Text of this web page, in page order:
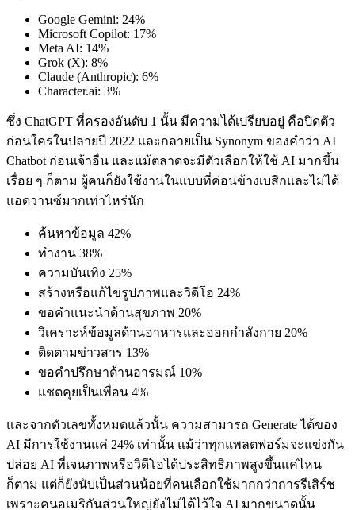
Google Gemini: 24%
Microsoft Copilot: 17%
Meta AI: 14%
Grok (X): 8%
Claude (Anthropic): 6%
Character.ai: 3%
ซึ่ง ChatGPT ที่ครองอันดับ 1 นั้น มีความได้เปรียบอยู่ คือปิดตัว
ก่อนใครในปลายปี 2022 และกลายเป็น Synonym ของคำว่า AI
Chatbot ก่อนเจ้าอื่น และแม้ตลาดจะมีตัวเลือกให้ใช้ AI มากขึ้น
เรื่อย ๆ ก็ตาม ผู้คนก็ยังใช้งานในแบบที่ค่อนข้างเบสิกและไม่ได้
แอดวานซ์มากเท่าไหร่นัก
ค้นหาข้อมูล 42%
ทำงาน 38%
ความบันเทิง 25%
สร้างหรือแก้ไขรูปภาพและวิดีโอ 24%
ขอคำแนะนำด้านสุขภาพ 20%
วิเคราะห์ข้อมูลด้านอาหารและออกกำลังกาย 20%
ติดตามข่าวสาร 13%
ขอคำปรึกษาด้านอารมณ์ 10%
แชตคุยเป็นเพื่อน 4%
และจากตัวเลขทั้งหมดแล้วนั้น ความสามารถ Generate ได้ของ
AI มีการใช้งานแค่ 24% เท่านั้น แม้ว่าทุกแพลตฟอร์มจะแข่งกัน
ปล่อย AI ที่เจนภาพหรือวิดีโอได้ประสิทธิภาพสูงขึ้นแค่ไหน
ก็ตาม แต่ก็ยังนับเป็นส่วนน้อยที่คนเลือกใช้มากกว่าการรีเสิร์ช
เพราะคนอเมริกันส่วนใหญ่ยังไม่ได้ไว้ใจ AI มากขนาดนั้น